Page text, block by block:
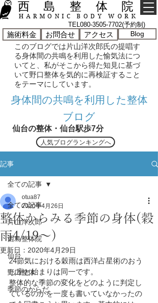
西 島 整 体 院
HARMONIC BODY WORK
TEL080-3505-7702(予約制)
施術料金 お問合せ アクセス Blog
このブログでは片山洋次郎氏の提唱す
る身体間の共鳴を利用した愉気法につ
いてと、私がそこから得た知見に基づ
いて野口整体を気的に再検証すること
をテーマにしています。
仙台の整体・仙台駅歩7分
​身体間の共鳴を利用した整体
ブログ
人気ブログランキングへ
記事
全ての記事
片山洋次郎
西島整体院
仙台
野口整体
季節のからだ
全ての記事
整体からみる季節の身体(穀
雨4/19～)
otua87
2020年4月26日
更新日： 2020年4月29日
24節気における穀雨は西洋占星術のおう
し座と始まりは同一です。
整体的な季節の変化をどのように判定し
ているのかを一度も書いていなかったの